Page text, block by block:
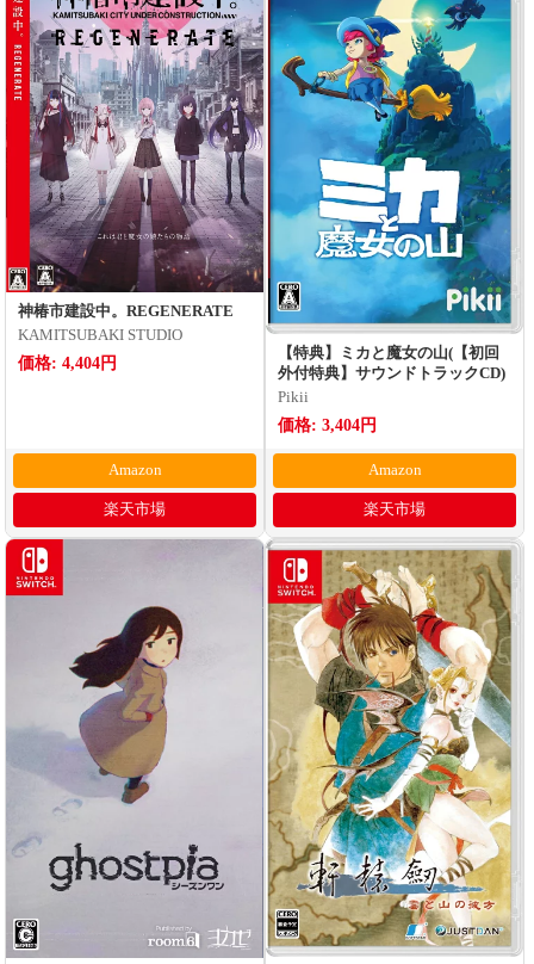
神椿市建設中。REGENERATE
KAMITSUBAKI STUDIO
価格: 4,404円
Amazon
楽天市場
【特典】ミカと魔女の山(【初回
外付特典】サウンドトラックCD)
Pikii
価格: 3,404円
Amazon
楽天市場